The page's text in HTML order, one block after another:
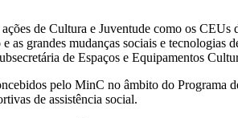
de Cultura e Juventude como os
as grandes mudanças sociais e
de Espaços e Equipamentos
pelo MinC no âmbito do
de assistência social.